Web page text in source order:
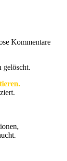
Kommentare
gelöscht.